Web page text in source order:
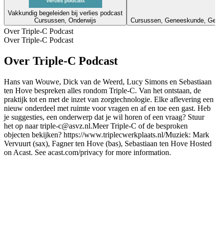
Vakkundig begeleiden bij verlies podcast
Cursussen, Onderwijs
Cursussen, Geneeskunde,
Over Triple-C Podcast
Over Triple-C Podcast
Over Triple-C Podcast
Hans van Wouwe, Dick van de Weerd, Lucy Simons en Sebastiaan
ten Hove bespreken alles rondom Triple-C. Van het ontstaan, de
praktijk tot en met de inzet van zorgtechnologie. Elke aflevering een
nieuw onderdeel met ruimte voor vragen en af en toe een gast. Heb
je suggesties, een onderwerp dat je wil horen of een vraag? Stuur
het op naar triple-c@asvz.nl.Meer Triple-C of de besproken
objecten bekijken? https://www.triplecwerkplaats.nl/Muziek: Mark
Vervuurt (sax), Fagner ten Hove (bas), Sebastiaan ten Hove Hosted
on Acast. See acast.com/privacy for more information.